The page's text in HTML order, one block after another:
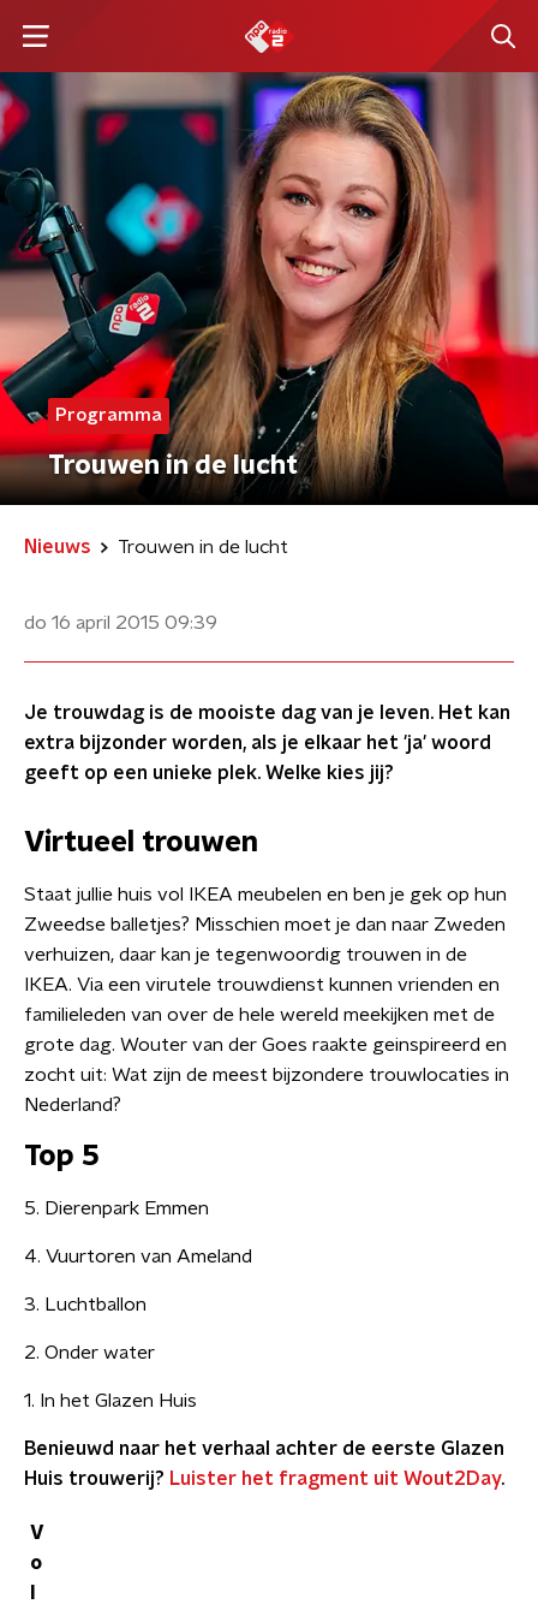
Programma
Trouwen in de lucht
Nieuws Trouwen in de lucht
do 16 april 2015 09:39
Je trouwdag is de mooiste dag van je leven. Het kan
extra bijzonder worden, als je elkaar het 'ja' woord
geeft op een unieke plek. Welke kies jij?
Virtueel trouwen
Staat jullie huis vol IKEA meubelen en ben je gek op hun
Zweedse balletjes? Misschien moet je dan naar Zweden
verhuizen, daar kan je tegenwoordig trouwen in de
IKEA. Via een virutele trouwdienst kunnen vrienden en
familieleden van over de hele wereld meekijken met de
grote dag. Wouter van der Goes raakte geinspireerd en
zocht uit: Wat zijn de meest bijzondere trouwlocaties in
Nederland?
Top 5
5. Dierenpark Emmen
4. Vuurtoren van Ameland
3. Luchtballon
2. Onder water
1. In het Glazen Huis
Benieuwd naar het verhaal achter de eerste Glazen
Huis trouwerij? Luister het fragment uit Wout2Day.
V
o